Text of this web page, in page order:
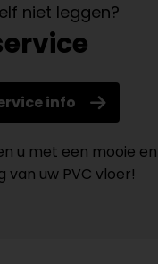
niet leggen?
info
u met een mooie
van uw PVC vloer!